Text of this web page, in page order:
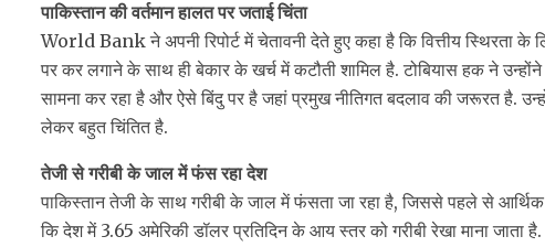
पाकिस्तान की वर्तमान हालत पर जताई चिंता
World Bank ने अपनी रिपोर्ट में चेतावनी देते हुए कहा है कि वित्तीय
पर कर लगाने के साथ ही बेकार के खर्च में कटौती शामिल है. टोबियास हक ने
सामना कर रहा है और ऐसे बिंदु पर है जहां प्रमुख नीतिगत बदलाव की जरूरत है.
लेकर बहुत चिंतित है.
तेजी से गरीबी के जाल में फंस रहा देश
पाकिस्तान तेजी के साथ गरीबी के जाल में फंसता जा रहा है, जिससे पहले से
कि देश में 3.65 अमेरिकी डॉलर प्रतिदिन के आय स्तर को गरीबी रेखा माना